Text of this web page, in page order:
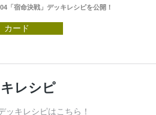
「宿命決戦」デッキレシピを公開！
カード